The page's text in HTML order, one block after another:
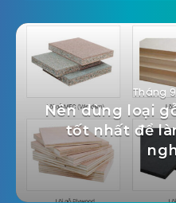
Tháng
Nên dùng loại
tốt nhất để